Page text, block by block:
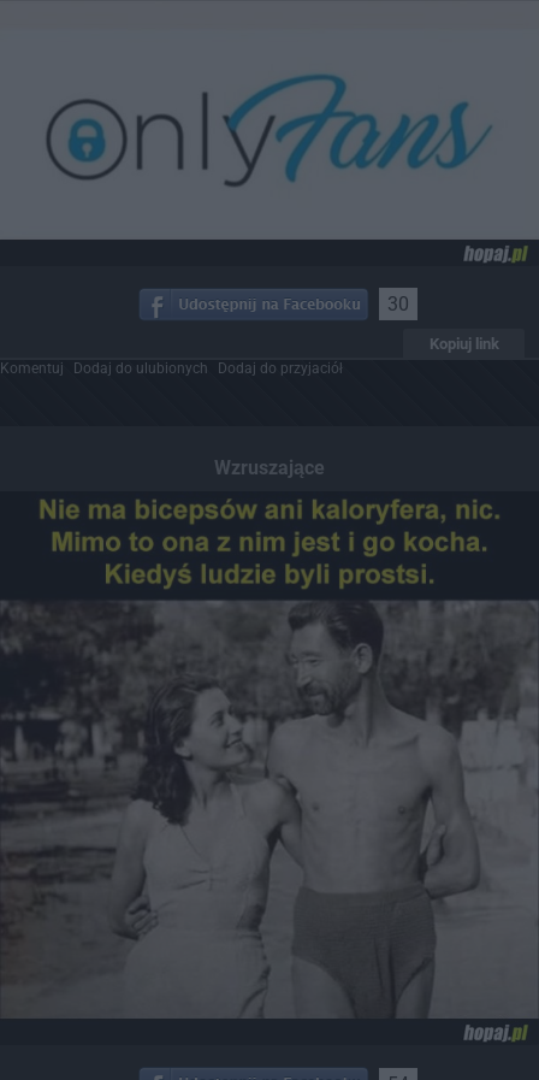
30
Kopiuj link
Komentuj Dodaj do ulubionych Dodaj do przyjaciół
Wzruszające